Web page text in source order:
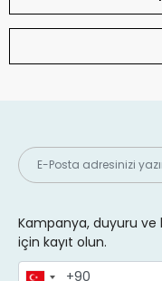
Kampanya, duyuru
için kayıt olun.